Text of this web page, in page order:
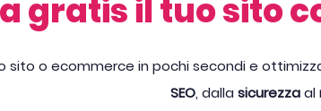
gratis il tuo sito
o ecommerce in pochi secondi e
SEO, dalla sicurezzaal